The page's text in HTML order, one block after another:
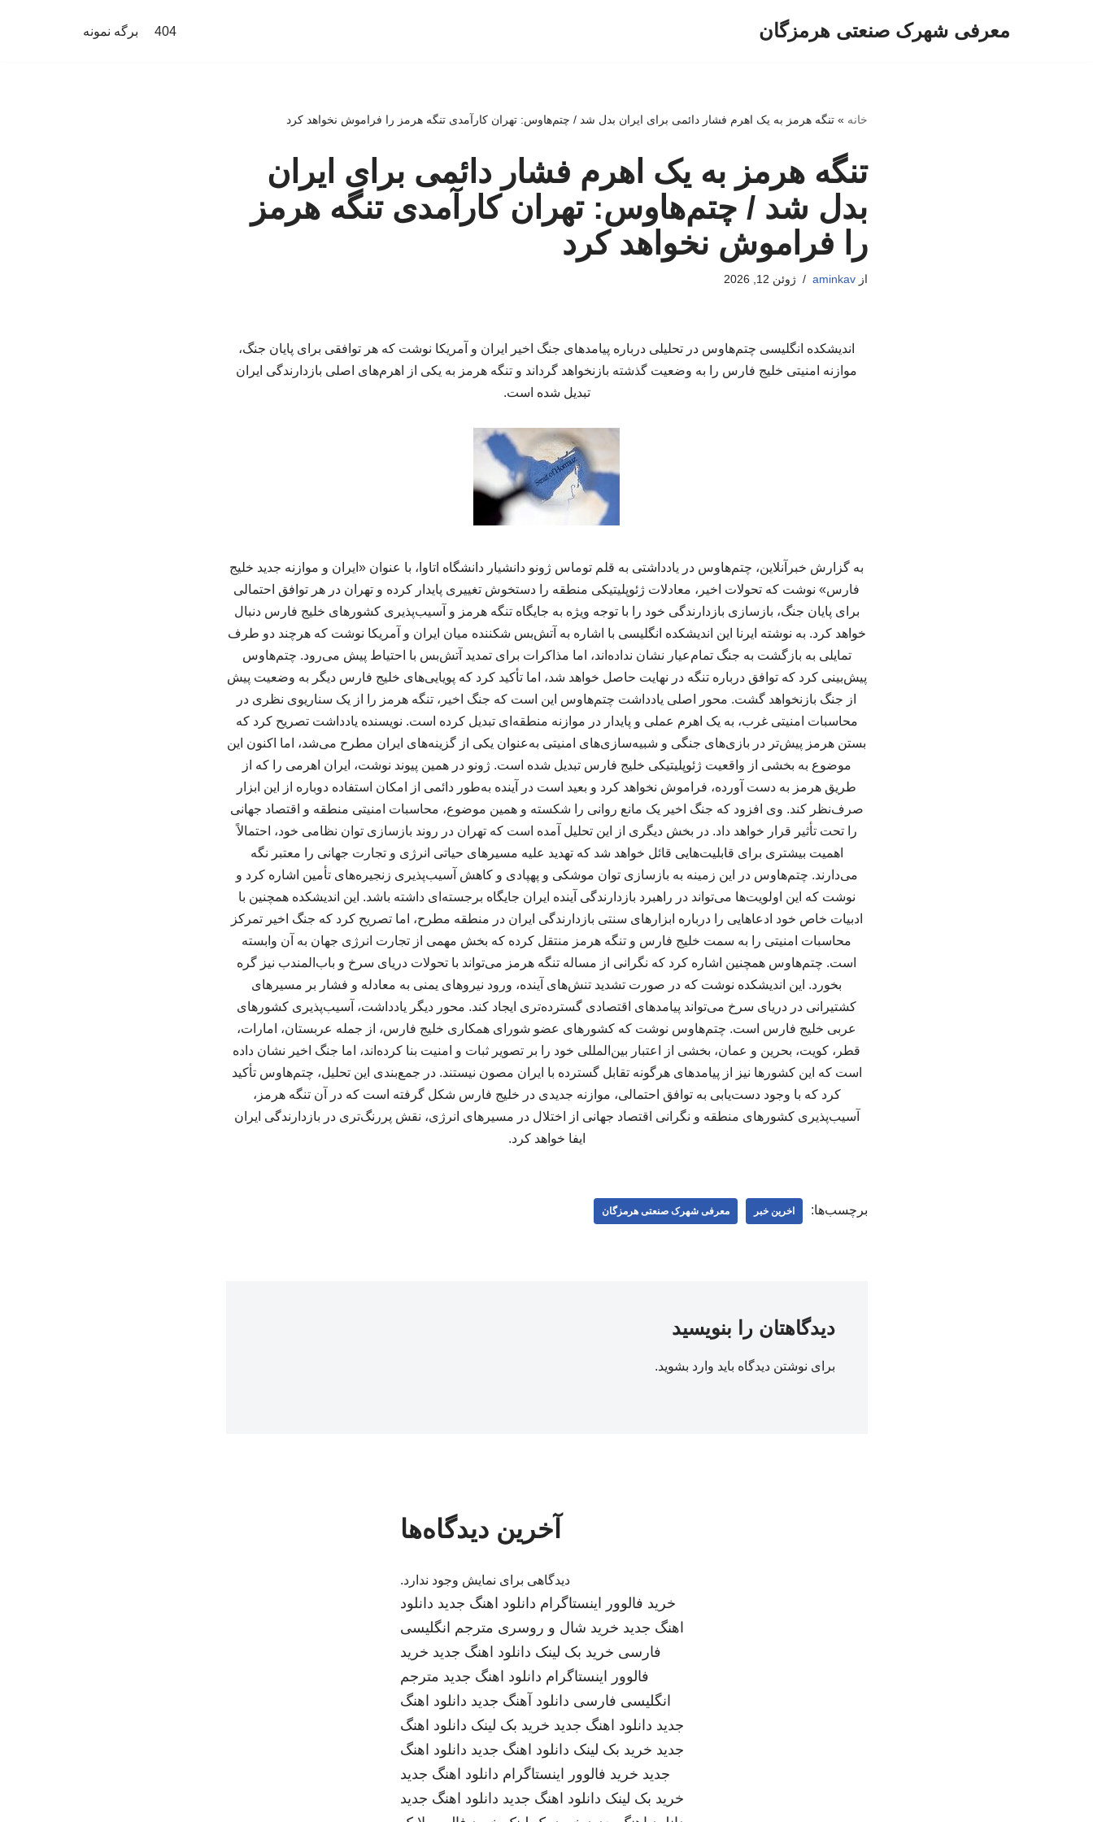
معرفی شهرک صنعتی هرمزگان 404 برگه نمونه
خانه »تنگه هرمز به یک اهرم فشار دائمی برای ایران بدل شد / چتم‌هاوس: تهران کارآمدی تنگه هرمز را فراموش نخواهد کرد
تنگه هرمز به یک اهرم فشار دائمی برای ایران
بدل شد / چتم‌هاوس: تهران کارآمدی تنگه هرمز
را فراموش نخواهد کرد
ازaminkav ژوئن 12, 2026
اندیشکده انگلیسی چتم‌هاوس در تحلیلی درباره پیامدهای جنگ اخیر ایران و آمریکا نوشت که هر توافقی برای پایان جنگ،
موازنه امنیتی خلیج فارس را به وضعیت گذشته بازنخواهد گرداند و تنگه هرمز به یکی از اهرم‌های اصلی بازدارندگی ایران
تبدیل شده است.
به گزارش خبرآنلاین، چتم‌هاوس در یادداشتی به قلم توماس ژونو دانشیار دانشگاه اتاوا، با عنوان «ایران و موازنه جدید خلیج
فارس» نوشت که تحولات اخیر، معادلات ژئوپلیتیکی منطقه را دستخوش تغییری پایدار کرده و تهران در هر توافق احتمالی
برای پایان جنگ، بازسازی بازدارندگی خود را با توجه ویژه به جایگاه تنگه هرمز و آسیب‌پذیری کشورهای خلیج فارس دنبال
خواهد کرد. به نوشته ایرنا این اندیشکده انگلیسی با اشاره به آتش‌بس شکننده میان ایران و آمریکا نوشت که هرچند دو طرف
تمایلی به بازگشت به جنگ تمام‌عیار نشان نداده‌اند، اما مذاکرات برای تمدید آتش‌بس با احتیاط پیش می‌رود. چتم‌هاوس
پیش‌بینی کرد که توافق درباره تنگه در نهایت حاصل خواهد شد، اما تأکید کرد که پویایی‌های خلیج فارس دیگر به وضعیت پیش
از جنگ بازنخواهد گشت. محور اصلی یادداشت چتم‌هاوس این است که جنگ اخیر، تنگه هرمز را از یک سناریوی نظری در
محاسبات امنیتی غرب، به یک اهرم عملی و پایدار در موازنه منطقه‌ای تبدیل کرده است. نویسنده یادداشت تصریح کرد که
بستن هرمز پیش‌تر در بازی‌های جنگی و شبیه‌سازی‌های امنیتی به‌عنوان یکی از گزینه‌های ایران مطرح می‌شد، اما اکنون این
موضوع به بخشی از واقعیت ژئوپلیتیکی خلیج فارس تبدیل شده است. ژونو در همین پیوند نوشت، ایران اهرمی را که از
طریق هرمز به دست آورده، فراموش نخواهد کرد و بعید است در آینده به‌طور دائمی از امکان استفاده دوباره از این ابزار
صرف‌نظر کند. وی افزود که جنگ اخیر یک مانع روانی را شکسته و همین موضوع، محاسبات امنیتی منطقه و اقتصاد جهانی
را تحت تأثیر قرار خواهد داد. در بخش دیگری از این تحلیل آمده است که تهران در روند بازسازی توان نظامی خود، احتمالاً
اهمیت بیشتری برای قابلیت‌هایی قائل خواهد شد که تهدید علیه مسیرهای حیاتی انرژی و تجارت جهانی را معتبر نگه
می‌دارند. چتم‌هاوس در این زمینه به بازسازی توان موشکی و پهپادی و کاهش آسیب‌پذیری زنجیره‌های تأمین اشاره کرد و
نوشت که این اولویت‌ها می‌تواند در راهبرد بازدارندگی آینده ایران جایگاه برجسته‌ای داشته باشد. این اندیشکده همچنین با
ادبیات خاص خود ادعاهایی را درباره ابزارهای سنتی بازدارندگی ایران در منطقه مطرح، اما تصریح کرد که جنگ اخیر تمرکز
محاسبات امنیتی را به سمت خلیج فارس و تنگه هرمز منتقل کرده که بخش مهمی از تجارت انرژی جهان به آن وابسته
است. چتم‌هاوس همچنین اشاره کرد که نگرانی از مساله تنگه هرمز می‌تواند با تحولات دریای سرخ و باب‌المندب نیز گره
بخورد. این اندیشکده نوشت که در صورت تشدید تنش‌های آینده، ورود نیروهای یمنی به معادله و فشار بر مسیرهای
کشتیرانی در دریای سرخ می‌تواند پیامدهای اقتصادی گسترده‌تری ایجاد کند. محور دیگر یادداشت، آسیب‌پذیری کشورهای
عربی خلیج فارس است. چتم‌هاوس نوشت که کشورهای عضو شورای همکاری خلیج فارس، از جمله عربستان، امارات،
قطر، کویت، بحرین و عمان، بخشی از اعتبار بین‌المللی خود را بر تصویر ثبات و امنیت بنا کرده‌اند، اما جنگ اخیر نشان داده
است که این کشورها نیز از پیامدهای هرگونه تقابل گسترده با ایران مصون نیستند. در جمع‌بندی این تحلیل، چتم‌هاوس تأکید
کرد که با وجود دست‌یابی به توافق احتمالی، موازنه جدیدی در خلیج فارس شکل گرفته است که در آن تنگه هرمز،
آسیب‌پذیری کشورهای منطقه و نگرانی اقتصاد جهانی از اختلال در مسیرهای انرژی، نقش پررنگ‌تری در بازدارندگی ایران
ایفا خواهد کرد.
برچسب‌ها: اخرین خبر معرفی شهرک صنعتی هرمزگان
دیدگاهتان را بنویسید
برای نوشتن دیدگاه باید وارد بشوید.
آخرین دیدگاه‌ها
دیدگاهی برای نمایش وجود ندارد.
خرید فالوور اینستاگرام دانلود اهنگ جدید دانلود
اهنگ جدید خرید شال و روسری مترجم انگلیسی
فارسی خرید بک لینک دانلود اهنگ جدید خرید
فالوور اینستاگرام دانلود اهنگ جدید مترجم
انگلیسی فارسی دانلود آهنگ جدید دانلود اهنگ
جدید دانلود اهنگ جدید خرید بک لینک دانلود اهنگ
جدید خرید بک لینک دانلود اهنگ جدید دانلود اهنگ
جدید خرید فالوور اینستاگرام دانلود اهنگ جدید
خرید بک لینک دانلود اهنگ جدید دانلود اهنگ جدید